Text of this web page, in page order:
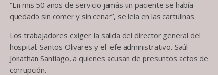
“En mis 50 años de servicio jamás un paciente se había
quedado sin comer y sin cenar”, se leía en las cartulinas.
Los trabajadores exigen la salida del director general del
hospital, Santos Olivares y el jefe administrativo, Saúl
Jonathan Santiago, a quienes acusan de presuntos actos de
corrupción.